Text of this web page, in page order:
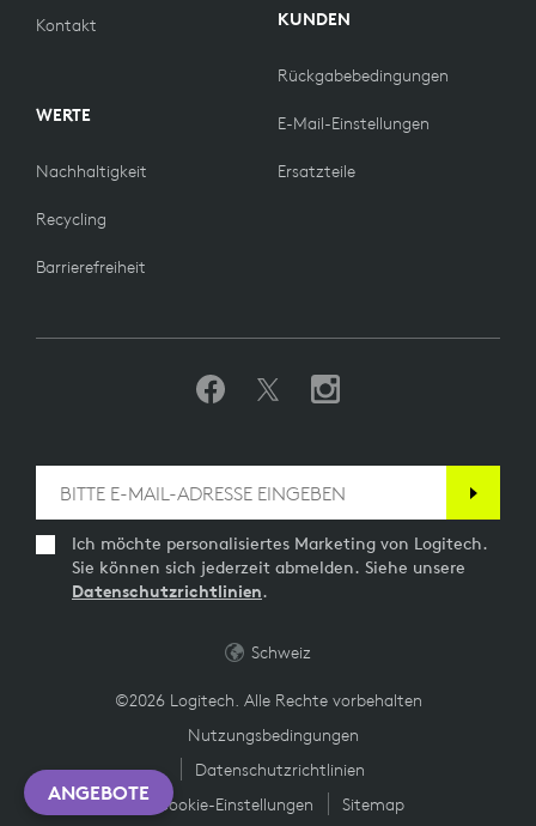
Kontakt
WERTE
Nachhaltigkeit
Recycling
Barrierefreiheit
KUNDEN
Rückgabebedingungen
E-Mail-Einstellungen
Ersatzteile
Ich möchte personalisiertes Marketing von Logitech.
Sie können sich jederzeit abmelden. Siehe unsere
Datenschutzrichtlinien.
©2026 Logitech. Alle Rechte vorbehalten
Nutzungsbedingungen
Datenschutzrichtlinien
Cookie-Einstellungen
Sitemap
Schweiz
ANGEBOTE